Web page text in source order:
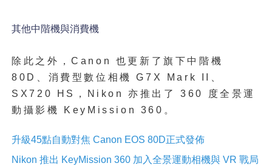
其他中階機與消費機
除此之外，Canon 也更新了旗下中階機
80D、消費型數位相機 G7X Mark II、
SX720 HS，Nikon 亦推出了 360 度全景運
動攝影機 KeyMission 360。
升級45點自動對焦 Canon EOS 80D正式發佈
Nikon 推出 KeyMission 360 加入全景運動相機與 VR 戰局